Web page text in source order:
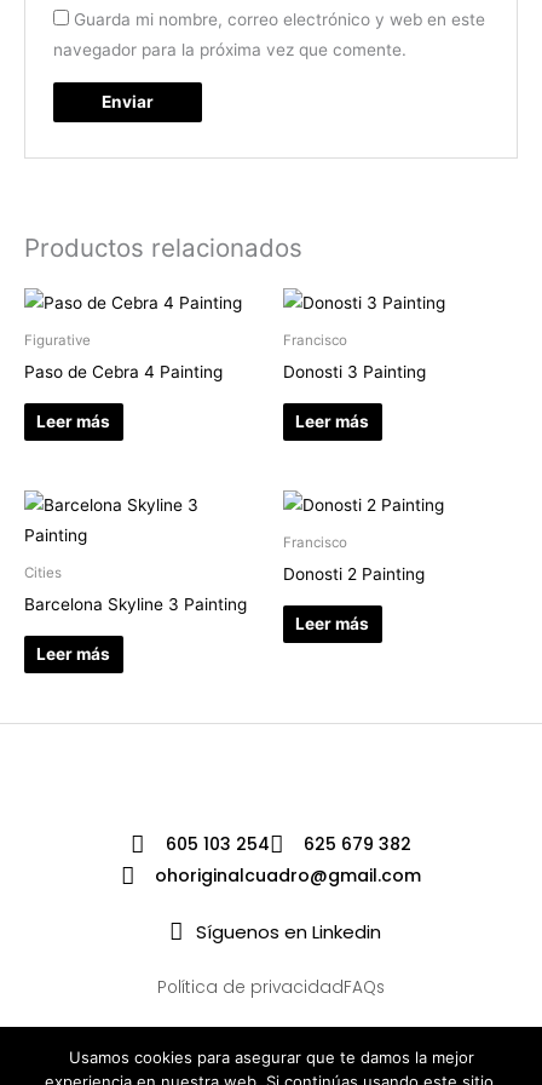
Guarda mi nombre, correo electrónico y web en este
navegador para la próxima vez que comente.
Productos relacionados
Figurative
Paso de Cebra 4 Painting
Leer más
Francisco
Donosti 3 Painting
Leer más
Cities
Barcelona Skyline 3 Painting
Leer más
Francisco
Donosti 2 Painting
Leer más
605 103 254
625 679 382
ohoriginalcuadro@gmail.com
Síguenos en Linkedin
Política de privacidadFAQs
Usamos cookies para asegurar que te damos la mejor